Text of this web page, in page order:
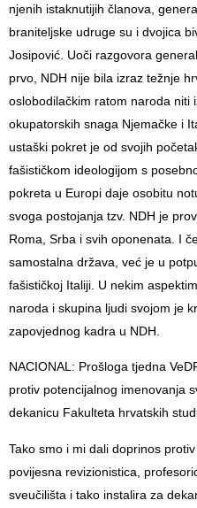
njenih istaknutijih članova,
braniteljske udruge su i dvojica
Josipović. Uoči razgovora
prvo, NDH nije bila izraz težnje
oslobodilačkim ratom naroda niti
okupatorskih snaga Njemačke i
ustaški pokret je od svojih
fašističkom ideologijom s
pokreta u Europi daje osobitu
svoga postojanja tzv. NDH je
Roma, Srba i svih oponenata. I
samostalna država, već je u
fašističkoj Italiji. U nekim
naroda i skupina ljudi svojom je
zapovjednog kadra u NDH.
NACIONAL: Prošloga tjedna
protiv potencijalnog imenovanja
dekanicu Fakulteta hrvatskih
Tako smo i mi dali doprinos
povijesna revizionistica,
sveučilišta i tako instalira za